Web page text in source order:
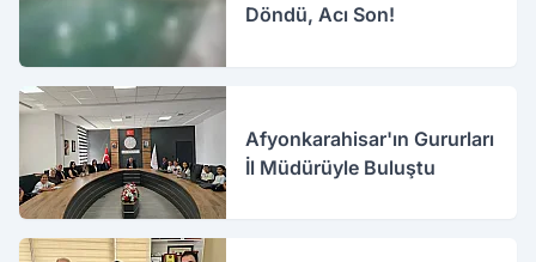
Döndü, Acı Son!
Afyonkarahisar'ın Gururları
İl Müdürüyle Buluştu